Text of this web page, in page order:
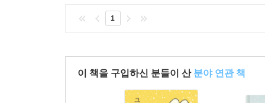
1
이 책을 구입하신 분들이 산 분야 연관 책